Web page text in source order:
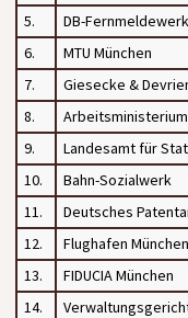
5.
DB-
6.
MTU München
7.
Giesecke &
8.
Arbeitsministerium
9.
Landesamt für
10.
Bahn-Sozialwerk
11.
Deutsches
12.
Flughafen München
13.
FIDUCIA München
14.